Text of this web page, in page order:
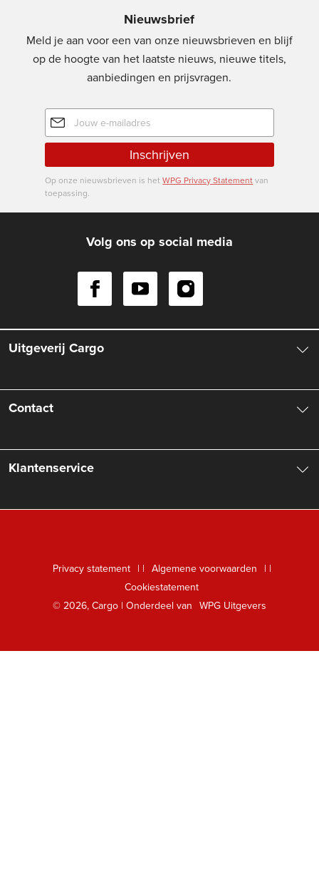
Nieuwsbrief
Meld je aan voor een van onze nieuwsbrieven en blijf
op de hoogte van het laatste nieuws, nieuwe titels,
aanbiedingen en prijsvragen.
E-
mailadres
Inschrijven
Op onze nieuwsbrieven is hetWPG Privacy Statementvan
toepassing.
Volg ons op social media
Uitgeverij Cargo
Vacatures
Nieuwsbrief
Contact
Foreign Rights
Klantenservice
Privacy statement | Algemene voorwaarden
|
Cookiestatement
© 2026, Cargo | Onderdeel van WPG Uitgevers